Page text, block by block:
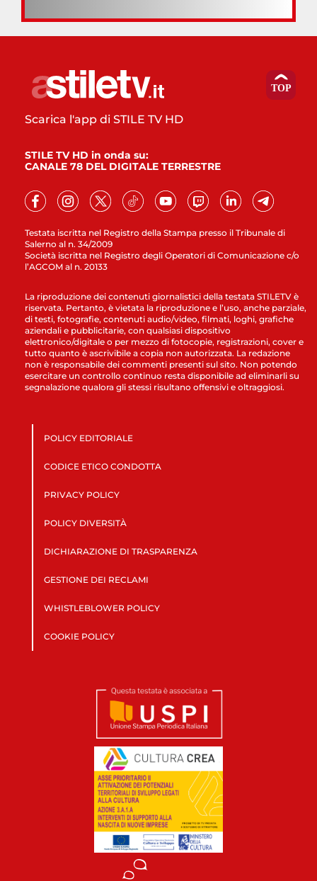
Testata iscritta nel Registro della Stampa presso il Tribunale di
Salerno al n. 34/2009
Società iscritta nel Registro degli Operatori di Comunicazione c/o
l’AGCOM al n. 20133
Scarica l'app di STILE TV HD
STILE TV HD in onda su:
CANALE 78 DEL DIGITALE TERRESTRE
La riproduzione dei contenuti giornalistici della testata STILETV è
riservata. Pertanto, è vietata la riproduzione e l’uso, anche parziale,
di testi, fotografie, contenuti audio/video, filmati, loghi, grafiche
aziendali e pubblicitarie, con qualsiasi dispositivo
elettronico/digitale o per mezzo di fotocopie, registrazioni, cover e
tutto quanto è ascrivibile a copia non autorizzata. La redazione
non è responsabile dei commenti presenti sul sito. Non potendo
esercitare un controllo continuo resta disponibile ad eliminarli su
segnalazione qualora gli stessi risultano offensivi e oltraggiosi.
POLICY EDITORIALE
CODICE ETICO CONDOTTA
PRIVACY POLICY
POLICY DIVERSITÀ
DICHIARAZIONE DI TRASPARENZA
GESTIONE DEI RECLAMI
WHISTLEBLOWER POLICY
COOKIE POLICY